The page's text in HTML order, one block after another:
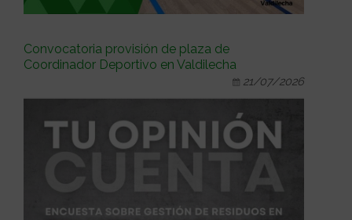
Convocatoria provisión de plaza de
Coordinador Deportivo en Valdilecha
21/07/2026